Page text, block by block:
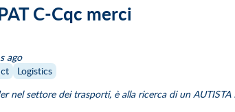
C-Cqc merci
ago
Logistics
nel settore dei trasporti, è alla ricerca di un AUTISTA